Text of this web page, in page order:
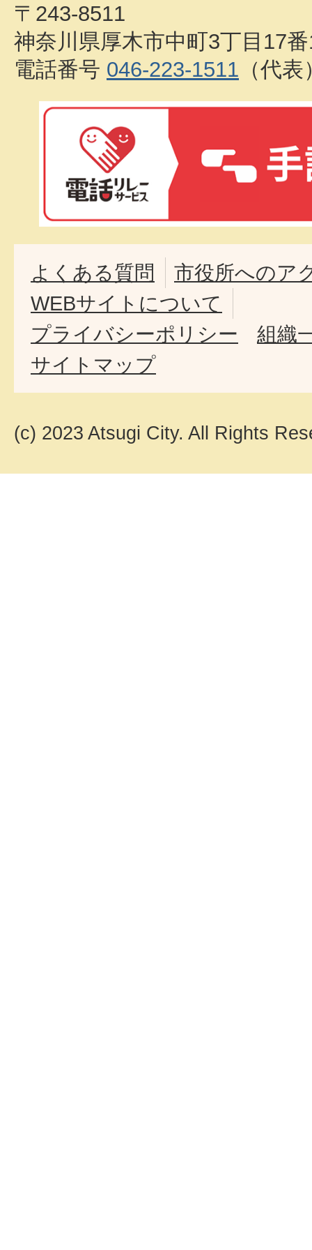
〒243-8511
神奈川県厚木市中町3丁目17
電話番号 046-223-1511 （代表
よくある質問
市役所へのア
WEBサイトについて
プライバシーポリシー
組織
サイトマップ
(c) 2023 Atsugi City. All Rights